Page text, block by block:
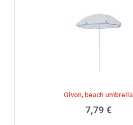
Givon, beach umbrella
7,79 €